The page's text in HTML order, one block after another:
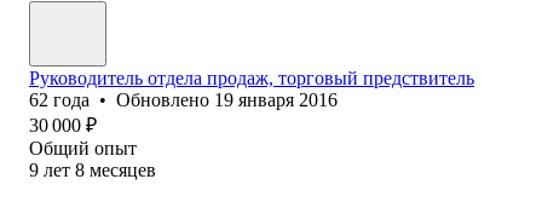
Руководитель отдела продаж, торговый предствитель
62 года • Обновлено 19 января 2016
30 000 ₽
Общий опыт
9 лет 8 месяцев